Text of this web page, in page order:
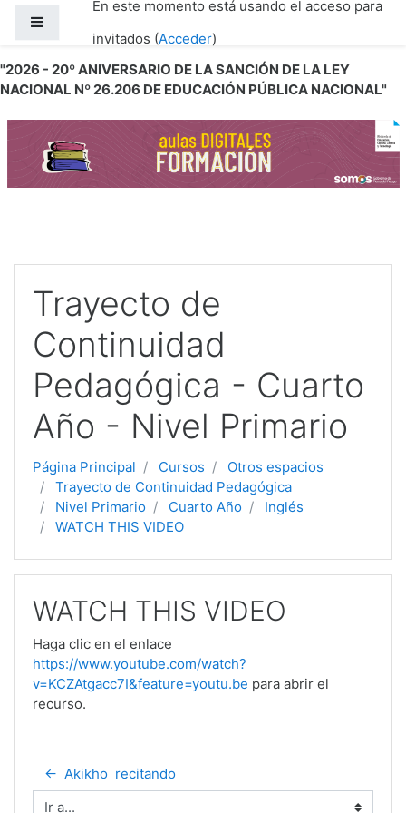
Salta al contenido principal
"2026 - 20º ANIVERSARIO DE LA SANCIÓN DE LA LEY
NACIONAL Nº 26.206 DE EDUCACIÓN PÚBLICA NACIONAL"
En este momento está usando el acceso para
invitados (Acceder)
Trayecto de
Continuidad
Pedagógica - Cuarto
Año - Nivel Primario
Página Principal Cursos
Otros espacios
Trayecto de Continuidad Pedagógica
Nivel Primario
Cuarto Año
Inglés
WATCH THIS VIDEO
WATCH THIS VIDEO
Haga clic en el enlace
https://www.youtube.com/watch?
v=KCZAtgacc7I&feature=youtu.be para abrir el
recurso.
←  Akikho  recitando